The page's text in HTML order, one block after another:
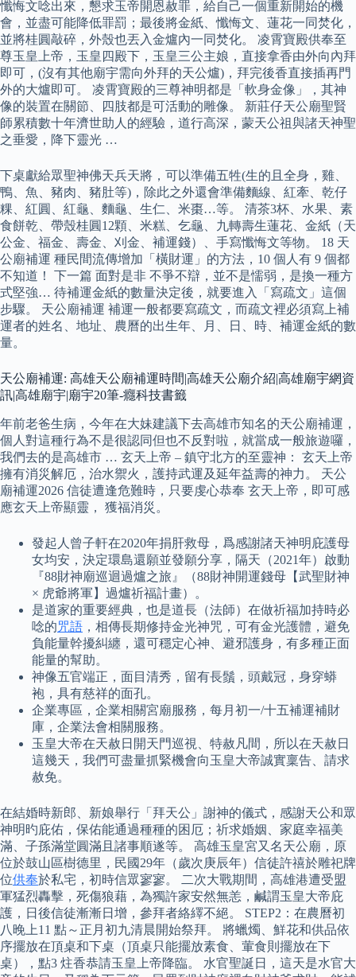
懺悔文唸出來，懇求玉帝開恩赦罪，給自己一個重新開始的機
會，並盡可能降低罪罰；最後將金紙、懺悔文、蓮花一同焚化，
並將桂圓敲碎，外殼也丟入金爐內一同焚化。 凌霄寶殿供奉至
尊玉皇上帝，玉皇四殿下，玉皇三公主娘，直接拿香由外向內拜
即可，(沒有其他廟宇需向外拜的天公爐)，拜完後香直接插再門
外的大爐即可。 凌霄寶殿的三尊神明都是「軟身金像」，其神
像的裝置在關節、四肢都是可活動的雕像。 新莊仔天公廟聖賢
師累積數十年濟世助人的經驗，道行高深，蒙天公祖與諸天神聖
之垂愛，降下靈光 …
下桌獻給眾聖神佛天兵天將，可以準備五牲(生的且全身，雞、
鴨、魚、豬肉、豬肚等)，除此之外還會準備麵線、紅牽、乾仔
粿、紅圓、紅龜、麵龜、生仁、米棗…等。 清茶3杯、水果、素
食餅乾、帶殼桂圓12顆、米糕、乞龜、九轉壽生蓮花、金紙（天
公金、福金、壽金、刈金、補運錢）、手寫懺悔文等物。 18 天
公廟補運 種民間流傳增加「橫財運」的方法，10 個人有 9 個都
不知道！ 下一篇 面對是非 不爭不辯，並不是懦弱，是換一種方
式堅強… 待補運金紙的數量決定後，就要進入「寫疏文」這個
步驟。 天公廟補運 補運一般都要寫疏文，而疏文裡必須寫上補
運者的姓名、地址、農曆的出生年、月、日、時、補運金紙的數
量。
天公廟補運: 高雄天公廟補運時間|高雄天公廟介紹|高雄廟宇網資
訊|高雄廟宇|廟宇20筆-癮科技書籤
年前老爸生病，今年在大妹建議下去高雄市知名的天公廟補運，
個人對這種行為不是很認同但也不反對啦，就當成一般旅遊囉，
我們去的是高雄市 … 玄天上帝 – 鎮守北方的至靈神： 玄天上帝
擁有消災解厄，治水禦火，護持武運及延年益壽的神力。 天公
廟補運2026 信徒遭逢危難時，只要虔心恭奉 玄天上帝，即可感
應玄天上帝顯靈， 獲福消災。
發起人曾子軒在2020年捐肝救母，爲感謝諸天神明庇護母
女均安，決定環島還願並發願分享，隔天（2021年）啟動
『88財神廟巡迴過爐之旅』（88財神開運錢母【武聖財神
× 虎爺將軍】過爐祈福計畫）。
是道家的重要經典，也是道長（法師）在做祈福加持時必
唸的咒語 ，相傳長期修持金光神咒，可有金光護體，避免
負能量幹擾糾纏，還可穩定心神、避邪護身，有多種正面
能量的幫助。
神像五官端正，面目清秀，留有長鬚，頭戴冠，身穿蟒
袍，具有慈祥的面孔。
企業專區，企業相關宮廟服務，每月初一/十五補運補財
庫，企業法會相關服務。
玉皇大帝在天赦日開天門巡視、特赦凡間，所以在天赦日
這幾天，我們可盡量抓緊機會向玉皇大帝誠實稟告、請求
赦免。
在結婚時新郎、新娘舉行「拜天公」謝神的儀式，感謝天公和眾
神明旳庇佑，保佑能通過種種的困厄；祈求婚姻、家庭幸福美
滿、子孫滿堂圓滿且諸事順遂等。 高雄玉皇宮又名天公廟，原
位於鼓山區樹德里，民國29年（歲次庚辰年）信徒許禧於雕祀牌
位供奉於私宅，初時信眾寥寥。 二次大戰期間，高雄港遭受盟
軍猛烈轟擊，死傷狼藉，為獨許家安然無恙，鹹謂玉皇大帝庇
護，日後信徒漸漸日增，參拜者絡繹不絕。 STEP2：在農曆初
八晚上11 點～正月初九清晨開始祭拜。 將蠟燭、鮮花和供品依
序擺放在頂桌和下桌（頂桌只能擺放素食、葷食則擺放在下
桌），點3 炷香恭請玉皇上帝降臨。 水官聖誕日，這天是水官大